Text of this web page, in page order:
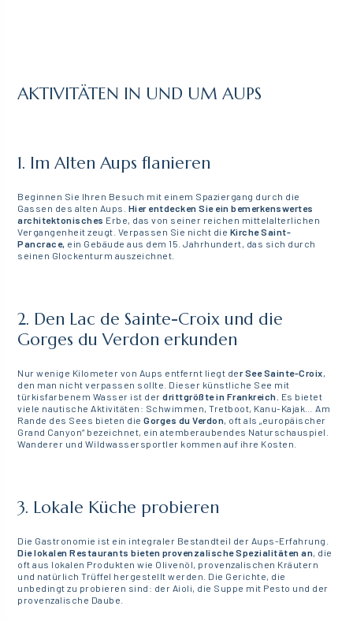
AKTIVITÄTEN IN UND UM AUPS
1. Im Alten Aups flanieren
Beginnen Sie Ihren Besuch mit einem Spaziergang durch die
Gassen des alten Aups. Hier entdecken Sie ein bemerkenswertes
architektonisches Erbe, das von seiner reichen mittelalterlichen
Vergangenheit zeugt. Verpassen Sie nicht die Kirche Saint-
Pancrace, ein Gebäude aus dem 15. Jahrhundert, das sich durch
seinen Glockenturm auszeichnet.
2. Den Lac de Sainte-Croix und die
Gorges du Verdon erkunden
Nur wenige Kilometer von Aups entfernt liegt der See Sainte-Croix,
den man nicht verpassen sollte. Dieser künstliche See mit
türkisfarbenem Wasser ist derdrittgrößte in Frankreich. Es bietet
viele nautische Aktivitäten: Schwimmen, Tretboot, Kanu-Kajak… Am
Rande des Sees bieten dieGorges du Verdon, oft als „europäischer
Grand Canyon“ bezeichnet, ein atemberaubendes Naturschauspiel.
Wanderer und Wildwassersportler kommen auf ihre Kosten.
3. Lokale Küche probieren
Die Gastronomie ist ein integraler Bestandteil der Aups-Erfahrung.
Die lokalen Restaurants bieten provenzalische Spezialitäten an, die
oft aus lokalen Produkten wie Olivenöl, provenzalischen Kräutern
und natürlich Trüffel hergestellt werden. Die Gerichte, die
unbedingt zu probieren sind: der Aioli, die Suppe mit Pesto und der
provenzalische Daube.